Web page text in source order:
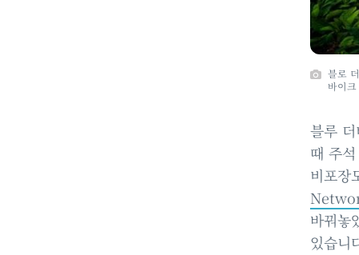
블로
바이
블루
때 주
비포장
바꿔놓
있습니